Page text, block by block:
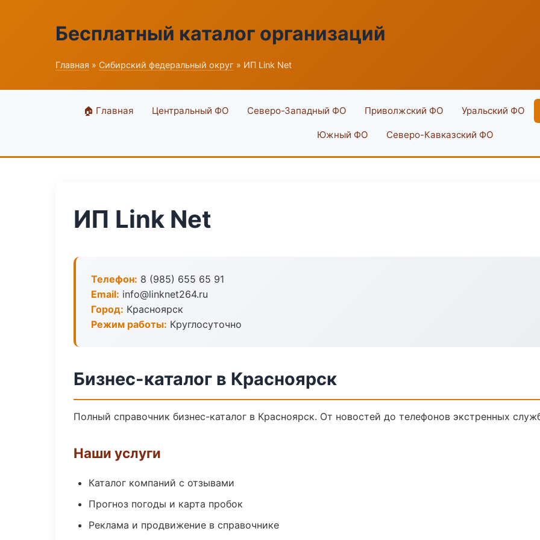
Бесплатный каталог организаций
Главная » Сибирский федеральный округ » ИП Link Net
🏠 Главная Центральный ФО Северо-Западный ФО Приволжский ФО Уральский ФО
Южный ФО Северо-Кавказский ФО
ИП Link Net
Телефон: 8 (985) 655 65 91
Email: info@linknet264.ru
Город: Красноярск
Режим работы: Круглосуточно
Бизнес-каталог в Красноярск
Полный справочник бизнес-каталог в Красноярск. От новостей до телефонов экстренных
Наши услуги
Каталог компаний с отзывами
Прогноз погоды и карта пробок
Реклама и продвижение в справочнике